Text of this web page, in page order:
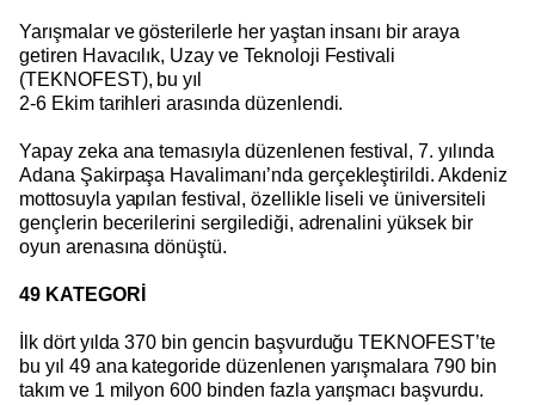
Yarışmalar ve gösterilerle her yaştan insanı bir araya
getiren Havacılık, Uzay ve Teknoloji Festivali
(TEKNOFEST), bu yıl
2-6 Ekim tarihleri arasında düzenlendi.
Yapay zeka ana temasıyla düzenlenen festival, 7. yılında
Adana Şakirpaşa Havalimanı’nda gerçekleştirildi. Akdeniz
mottosuyla yapılan festival, özellikle liseli ve üniversiteli
gençlerin becerilerini sergilediği, adrenalini yüksek bir
oyun arenasına dönüştü.
49 KATEGORİ
İlk dört yılda 370 bin gencin başvurduğu TEKNOFEST’te
bu yıl 49 ana kategoride düzenlenen yarışmalara 790 bin
takım ve 1 milyon 600 binden fazla yarışmacı başvurdu.